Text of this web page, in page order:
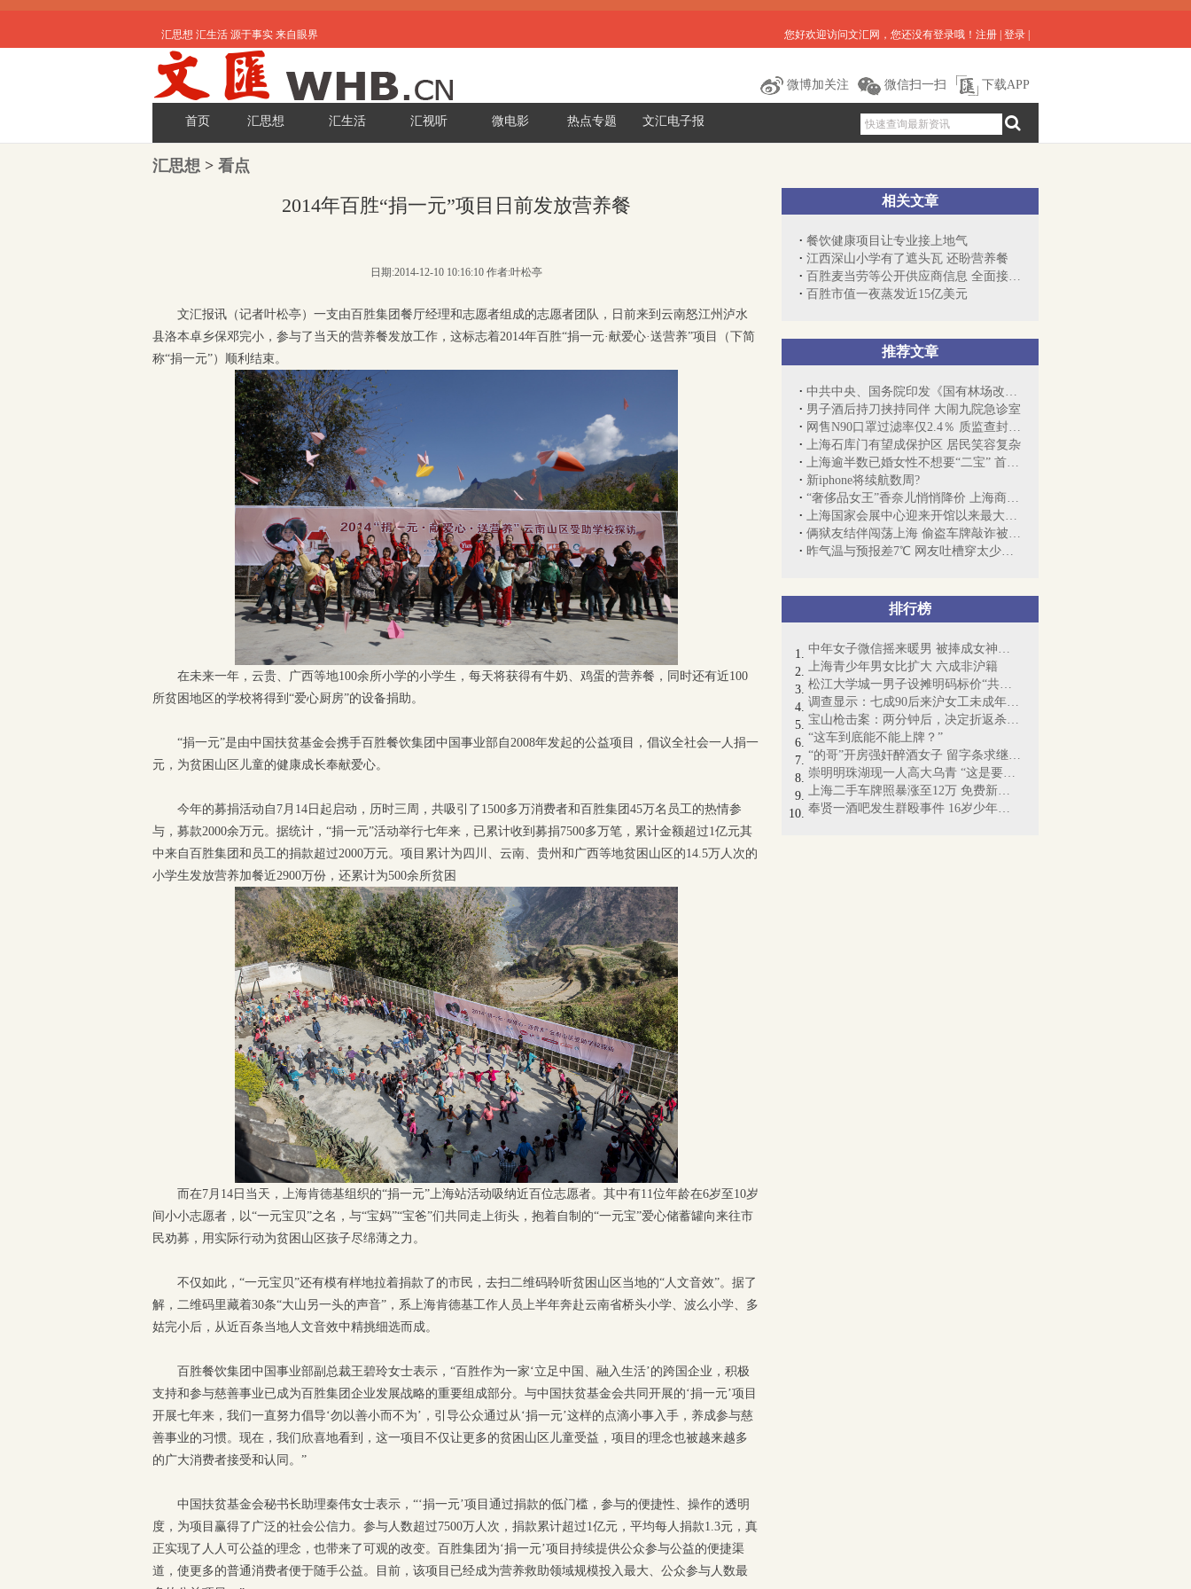
您好欢迎访问文汇网，您还没有登录哦！ 注册 登录
汇思想 汇生活 源于事实 来自眼界
微博加关注 微信扫一扫 下载APP
首页 汇思想 汇生活 汇视听 微电影 热点专题 文汇电子报
汇思想 > 看点
相关文章
餐饮健康项目让专业接上地气
江西深山小学有了遮头瓦 还盼营养餐
百胜麦当劳等公开供应商信息 全面接受社...
百胜市值一夜蒸发近15亿美元
推荐文章
中共中央、国务院印发《国有林场改革方案...
男子酒后持刀挟持同伴 大闹九院急诊室
网售N90口罩过滤率仅2.4％ 质监查封14000...
上海石库门有望成保护区 居民笑容复杂
上海逾半数已婚女性不想要“二宝” 首因...
新iphone将续航数周?
“奢侈品女王”香奈儿悄悄降价 上海商场...
上海国家会展中心迎来开馆以来最大展会
俩狱友结伴闯荡上海 偷盗车牌敲诈被擒获
昨气温与预报差7℃ 网友吐槽穿太少被冻哭了
排行榜
中年女子微信摇来暖男 被捧成女神却丧命
上海青少年男女比扩大 六成非沪籍
松江大学城一男子设摊明码标价“共享女友...
调查显示：七成90后来沪女工未成年时尝“...
宝山枪击案：两分钟后，决定折返杀人……
“这车到底能不能上牌？”
“的哥”开房强奸醉酒女子 留字条求继续交往
崇明明珠湖现一人高大乌青 “这是要成精啊”
上海二手车牌照暴涨至12万 免费新能源牌...
奉贤一酒吧发生群殴事件 16岁少年不治身亡
2014年百胜“捐一元”项目日前发放营养餐
日期:2014-12-10 10:16:10 作者:叶松亭
文汇报讯（记者叶松亭）一支由百胜集团餐厅经理和志愿者组成的志愿者团队，日前来到云南怒江州泸水
县洛本卓乡保邓完小，参与了当天的营养餐发放工作，这标志着2014年百胜“捐一元·献爱心·送营养”项目（下简
称“捐一元”）顺利结束。
在未来一年，云贵、广西等地100余所小学的小学生，每天将获得有牛奶、鸡蛋的营养餐，同时还有近100
所贫困地区的学校将得到“爱心厨房”的设备捐助。
“捐一元”是由中国扶贫基金会携手百胜餐饮集团中国事业部自2008年发起的公益项目，倡议全社会一人捐一
元，为贫困山区儿童的健康成长奉献爱心。
今年的募捐活动自7月14日起启动，历时三周，共吸引了1500多万消费者和百胜集团45万名员工的热情参
与，募款2000余万元。据统计，“捐一元”活动举行七年来，已累计收到募捐7500多万笔，累计金额超过1亿元其
中来自百胜集团和员工的捐款超过2000万元。项目累计为四川、云南、贵州和广西等地贫困山区的14.5万人次的
小学生发放营养加餐近2900万份，还累计为500余所贫困
而在7月14日当天，上海肯德基组织的“捐一元”上海站活动吸纳近百位志愿者。其中有11位年龄在6岁至10岁
间小小志愿者，以“一元宝贝”之名，与“宝妈”“宝爸”们共同走上街头，抱着自制的“一元宝”爱心储蓄罐向来往市
民劝募，用实际行动为贫困山区孩子尽绵薄之力。
不仅如此，“一元宝贝”还有模有样地拉着捐款了的市民，去扫二维码聆听贫困山区当地的“人文音效”。据了
解，二维码里藏着30条“大山另一头的声音”，系上海肯德基工作人员上半年奔赴云南省桥头小学、波么小学、多
姑完小后，从近百条当地人文音效中精挑细选而成。
百胜餐饮集团中国事业部副总裁王碧玲女士表示，“百胜作为一家‘立足中国、融入生活’的跨国企业，积极
支持和参与慈善事业已成为百胜集团企业发展战略的重要组成部分。与中国扶贫基金会共同开展的‘捐一元’项目
开展七年来，我们一直努力倡导‘勿以善小而不为’，引导公众通过从‘捐一元’这样的点滴小事入手，养成参与慈
善事业的习惯。现在，我们欣喜地看到，这一项目不仅让更多的贫困山区儿童受益，项目的理念也被越来越多
的广大消费者接受和认同。”
中国扶贫基金会秘书长助理秦伟女士表示，“‘捐一元’项目通过捐款的低门槛，参与的便捷性、操作的透明
度，为项目赢得了广泛的社会公信力。参与人数超过7500万人次，捐款累计超过1亿元，平均每人捐款1.3元，真
正实现了人人可公益的理念，也带来了可观的改变。百胜集团为‘捐一元’项目持续提供公众参与公益的便捷渠
道，使更多的普通消费者便于随手公益。目前，该项目已经成为营养救助领域规模投入最大、公众参与人数最